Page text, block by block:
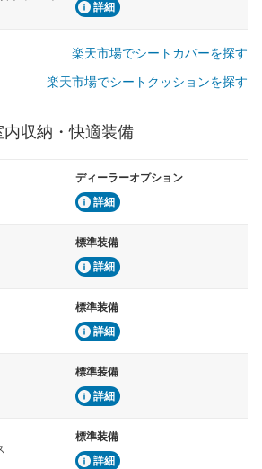
詳細
楽天市場でシートカバーを探す
楽天市場でシートクッションを探す
内収納・快適装備
ディーラーオプション
詳細
標準装備
詳細
標準装備
詳細
標準装備
詳細
標準装備
詳細